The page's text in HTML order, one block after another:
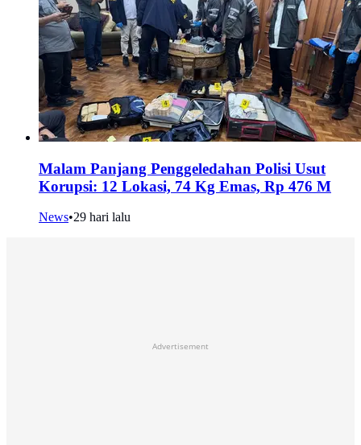
Malam Panjang Penggeledahan Polisi Usut
Korupsi: 12 Lokasi, 74 Kg Emas, Rp 476 M
News•29 hari lalu
Advertisement